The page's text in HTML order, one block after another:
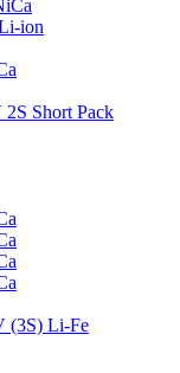
ion
Short Pack
(3S) Li-Fe